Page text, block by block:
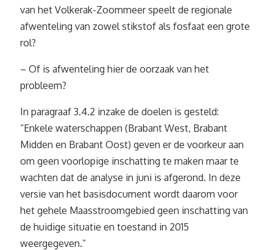
van het Volkerak-Zoommeer speelt de regionale
afwenteling van zowel stikstof als fosfaat een grote
rol?
– Of is afwenteling hier de oorzaak van het
probleem?
In paragraaf 3.4.2 inzake de doelen is gesteld:
“Enkele waterschappen (Brabant West, Brabant
Midden en Brabant Oost) geven er de voorkeur aan
om geen voorlopige inschatting te maken maar te
wachten dat de analyse in juni is afgerond. In deze
versie van het basisdocument wordt daarom voor
het gehele Maasstroomgebied geen inschatting van
de huidige situatie en toestand in 2015
weergegeven.”